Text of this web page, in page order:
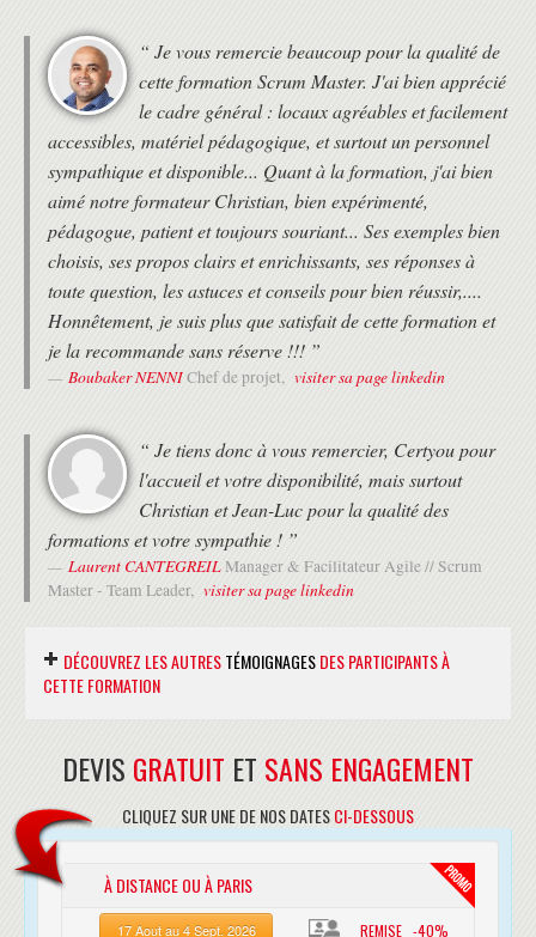
Recueillir les exigences
Définir le contenu
Créer la Structure de découpage du projet
Valider le contenu
Maîtriser le contenu
Management des délais du projet (Domaine n°3)
Planifier le management de l'échéancier
Définir les activités
Organiser les activités en séquence
Estimer les ressources nécessaires aux
activités
Estimer la durée des activités
élaborer l'échéancier
Maîtriser l'échéancier
Techniques de planification
Management des coûts du projet (Domaine n°4)
Planifier le management des coûts
Estimer les coûts
Déterminer le budget
Maîtriser les coûts
Technique de la valeur acquise
Management de la qualité du projet (Domaine n°5)
Mettre en oeuvre le contrôle qualité
Facteurs et coûts de la qualité
Control chart, Pareto chart, Ishikawa et autre
(Domaine n°6)
“ Je vous remercie beaucoup pour la qualité de
cette formation Scrum Master. J'ai bien apprécié
le cadre général : locaux agréables et facilement
accessibles, matériel pédagogique, et surtout un personnel
sympathique et disponible... Quant à la formation, j'ai bien
aimé notre formateur Christian, bien expérimenté,
pédagogue, patient et toujours souriant... Ses exemples bien
choisis, ses propos clairs et enrichissants, ses réponses à
toute question, les astuces et conseils pour bien réussir,....
Honnêtement, je suis plus que satisfait de cette formation et
je la recommande sans réserve !!! ”
Boubaker NENNIChef de projet, visiter sa page linkedin
“ Je tiens donc à vous remercier, Certyou pour
l'accueil et votre disponibilité, mais surtout
Christian et Jean-Luc pour la qualité des
formations et votre sympathie ! ”
Laurent CANTEGREILManager & Facilitateur Agile // Scrum
Master - Team Leader, visiter sa page linkedin
DÉCOUVREZ LES AUTRESTÉMOIGNAGESDES PARTICIPANTS À
CETTE FORMATION
“ C'est avec beaucoup de plaisirs que j'ai
CERTyou suivi par un examen d'AXELOS.
L'accueil et l'organisation logistique ont été bien au-delà
de mes attentes: chaleureux, attentifs, disponible, locaux
propres, confortable. La formatrice a été très
DEVIS GRATUIT ET SANS ENGAGEMENT
CLIQUEZ SUR UNE DE NOS DATESCI-DESSOUS
À DISTANCE OU À PARIS
17 Aout au 4 Sept. 2026 REMISE -40%